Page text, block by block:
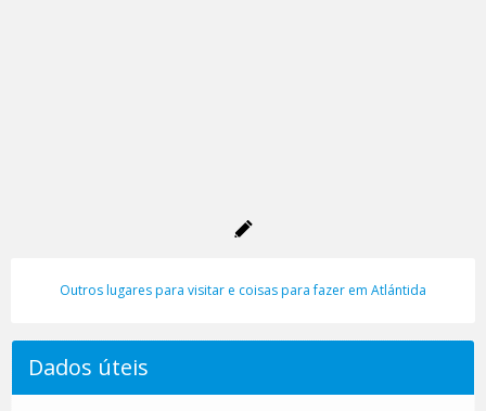
Outros lugares para visitar e coisas para fazer em Atlántida
Dados úteis